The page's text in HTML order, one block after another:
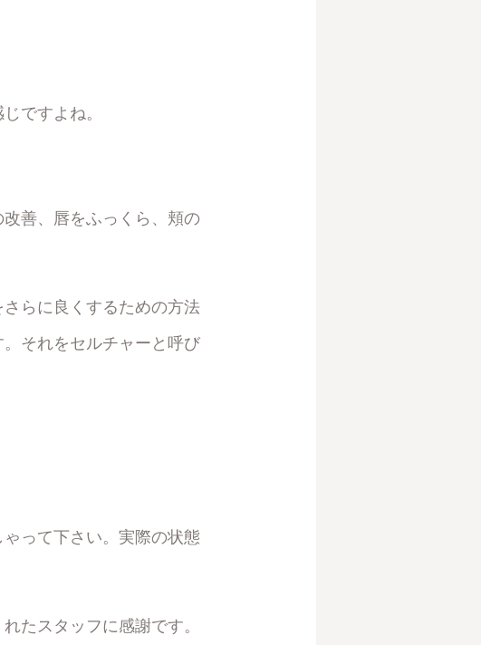
ですよね。
善、唇をふっくら、頬の
らに良くするための方法
それをセルチャーと呼び
って下さい。実際の状態
たスタッフに感謝です。